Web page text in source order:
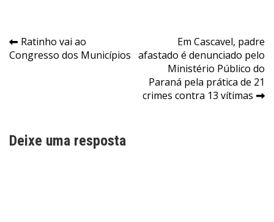
Navegação
de
Ratinho vai ao
Congresso dos Municípios
Em Cascavel, padre
afastado é denunciado pelo
Ministério Público do
Paraná pela prática de 21
crimes contra 13 vítimas
Deixe uma resposta